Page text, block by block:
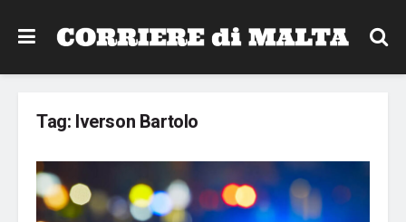
Tag: Iverson Bartolo